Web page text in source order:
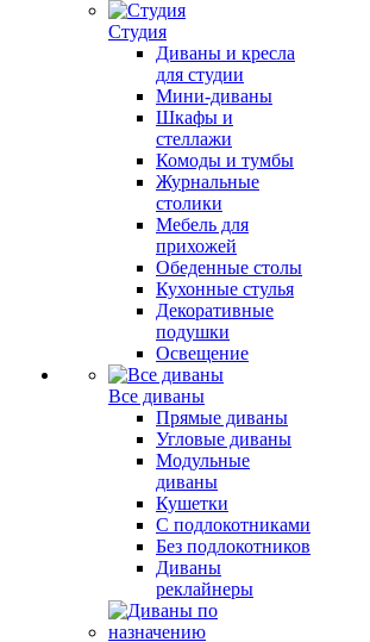
Студия
Диваны и кресла
для студии
Мини-диваны
Шкафы и
стеллажи
Комоды и тумбы
Журнальные
столики
Мебель для
прихожей
Обеденные столы
Кухонные стулья
Декоративные
подушки
Освещение
Все диваны
Прямые диваны
Угловые диваны
Модульные
диваны
Кушетки
С подлокотниками
Без подлокотников
Диваны
реклайнеры